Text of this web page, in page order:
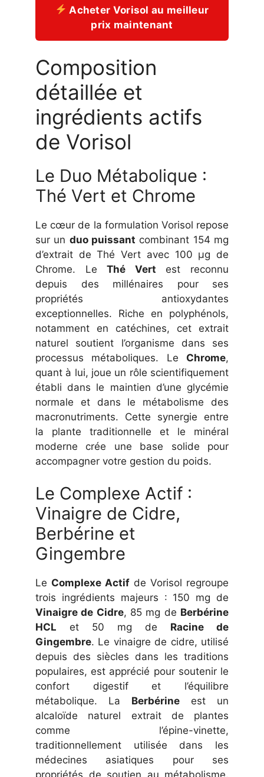
Acheter Vorisol au meilleur
prix maintenant
Composition
détaillée et
ingrédients actifs
de Vorisol
Le Duo Métabolique :
Thé Vert et Chrome
Le cœur de la formulation Vorisol repose
sur un duo puissant combinant 154 mg
d’extrait de Thé Vert avec 100 µg de
Chrome. LeThé Vert est reconnu
depuis des millénaires pour ses
propriétés antioxydantes
exceptionnelles. Riche en polyphénols,
notamment en catéchines, cet extrait
naturel soutient l’organisme dans ses
processus métaboliques. Le Chrome,
quant à lui, joue un rôle scientifiquement
établi dans le maintien d’une glycémie
normale et dans le métabolisme des
macronutriments. Cette synergie entre
la plante traditionnelle et le minéral
moderne crée une base solide pour
accompagner votre gestion du poids.
Le Complexe Actif :
Vinaigre de Cidre,
Berbérine et
Gingembre
Le Complexe Actif de Vorisol regroupe
trois ingrédients majeurs : 150 mg de
Vinaigre de Cidre, 85 mg de Berbérine
HCL et 50 mg de Racine de
Gingembre. Le vinaigre de cidre, utilisé
depuis des siècles dans les traditions
populaires, est apprécié pour soutenir le
confort digestif et l’équilibre
métabolique. La Berbérine est un
alcaloïde naturel extrait de plantes
comme l’épine-vinette,
traditionnellement utilisée dans les
médecines asiatiques pour ses